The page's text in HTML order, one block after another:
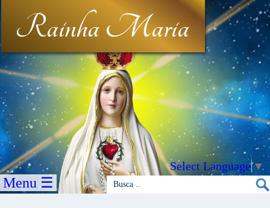
Rainha Maria
Select Language▼
Menu ☰